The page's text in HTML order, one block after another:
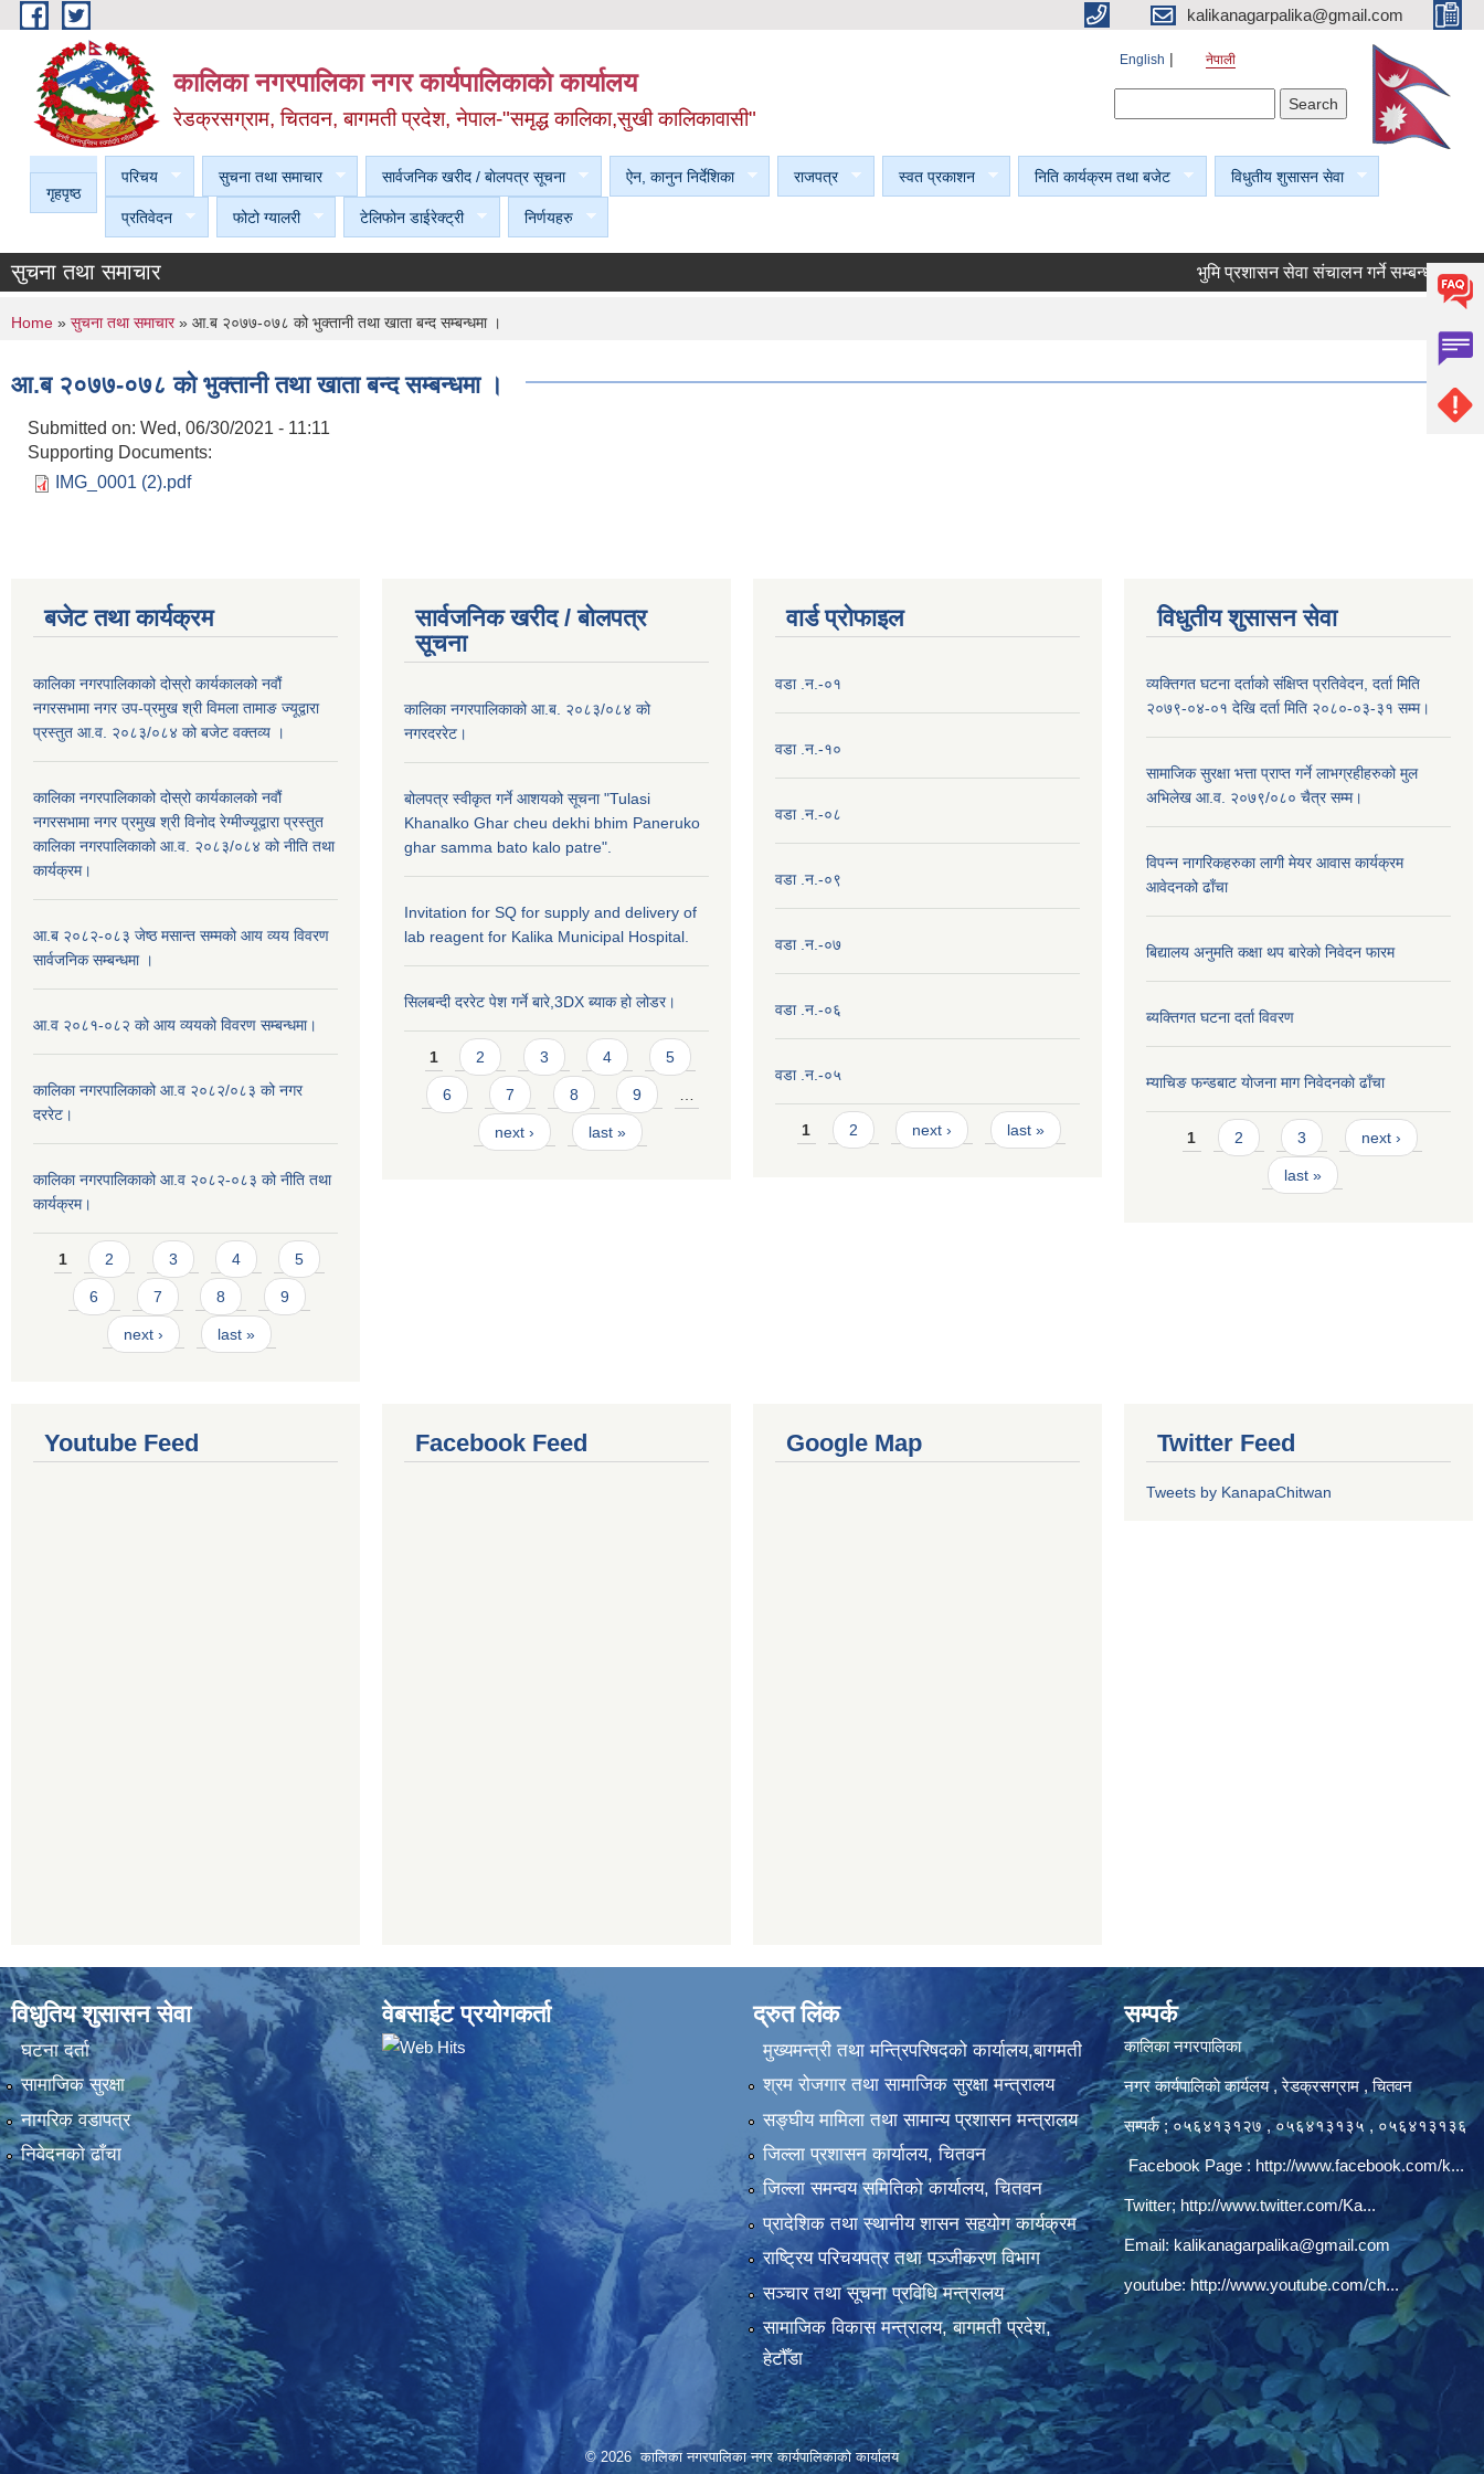
Skip to main content kalikanagarpalika@gmail.com
कालिका नगरपालिका नगर कार्यपालिकाकाे कार्यालय
रेडक्रसग्राम, चितवन, बागमती प्रदेश, नेपाल-"समृद्ध कालिका,सुखी कालिकावासी"
English नेपाली
गृहपृष्ठ
परिचय सुचना तथा समाचार सार्वजनिक खरीद / बाेलपत्र सूचना ऐन, कानुन निर्देशिका राजपत्र स्वत प्रकाशन निति कार्यक्रम तथा बजेट विधुतीय शुसासन सेवा
प्रतिवेदन फोटो ग्यालरी टेलिफोन डाईरेक्ट्री निर्णयहरु
सुचना तथा समाचार भुमि प्रशासन सेवा संचालन गर्ने सम्बन्धी सूचना।
You are here
Home » सुचना तथा समाचार» आ.ब २०७७-०७८ को भुक्तानी तथा खाता बन्द सम्बन्धमा ।
आ.ब २०७७-०७८ को भुक्तानी तथा खाता बन्द सम्बन्धमा ।
Submitted on: Wed, 06/30/2021 - 11:11
Supporting Documents:
IMG_0001 (2).pdf
बजेट तथा कार्यक्रम
कालिका नगरपालिकाको दोस्रो कार्यकालको नवौं
नगरसभामा नगर उप-प्रमुख श्री विमला तामाङ ज्यूद्वारा
प्रस्तुत आ.व. २०८३/०८४ को बजेट वक्तव्य ।
कालिका नगरपालिकाको दोस्रो कार्यकालको नवौं
नगरसभामा नगर प्रमुख श्री विनोद रेग्मीज्यूद्वारा प्रस्तुत
कालिका नगरपालिकाको आ.व. २०८३/०८४ को नीति तथा
कार्यक्रम।
आ.ब २०८२-०८३ जेष्ठ मसान्त सम्मको आय व्यय विवरण
सार्वजनिक सम्बन्धमा ।
आ.व २०८१-०८२ को आय व्ययको विवरण सम्बन्धमा।
कालिका नगरपालिकाको आ.व २०८२/०८३ को नगर
दररेट।
कालिका नगरपालिकाको आ.व २०८२-०८३ को नीति तथा
कार्यक्रम।
Pages
1 2 3 4 5
6 7 8 9
next › last »
सार्वजनिक खरीद / बाेलपत्र
सूचना
कालिका नगरपालिकाको आ.ब. २०८३/०८४ को
नगरदररेट।
बोलपत्र स्वीकृत गर्ने आशयको सूचना "Tulasi
Khanalko Ghar cheu dekhi bhim Paneruko
ghar samma bato kalo patre".
Invitation for SQ for supply and delivery of
lab reagent for Kalika Municipal Hospital.
सिलबन्दी दररेट पेश गर्ने बारे,3DX ब्याक हो लोडर।
Pages
1 2 3 4 5
6 7 8 9
next › last »
वार्ड प्राेफाइल
वडा .न.-०१
वडा .न.-१०
वडा .न.-०८
वडा .न.-०९
वडा .न.-०७
वडा .न.-०६
वडा .न.-०५
Pages
1 2 next › last »
विधुतीय शुसासन सेवा
व्यक्तिगत घटना दर्ताको संक्षिप्त प्रतिवेदन, दर्ता मिति
२०७९-०४-०१ देखि दर्ता मिति २०८०-०३-३१ सम्म।
सामाजिक सुरक्षा भत्ता प्राप्त गर्ने लाभग्रहीहरुको मुल
अभिलेख आ.व. २०७९/०८० चैत्र सम्म।
विपन्न नागरिकहरुका लागी मेयर आवास कार्यक्रम
आवेदनको ढाँचा
बिद्यालय अनुमति कक्षा थप बारेकाे निवेदन फारम
ब्यक्तिगत घटना दर्ता विवरण
म्याचिङ फन्डबाट याेजना माग निवेदनकाे ढाँचा
Pages
1 2 3 next ›
last »
Youtube Feed Facebook Feed Google Map Twitter Feed
Tweets by KanapaChitwan
विधुतिय शुसासन सेवा
घटना दर्ता
सामाजिक सुरक्षा
नागरिक वडापत्र
निवेदनकाे ढाँचा
वेबसाईट प्रयोगकर्ता द्रुत लिंक
मुख्यमन्त्री तथा मन्त्रिपरिषदको कार्यालय,बागमती
श्रम रोजगार तथा सामाजिक सुरक्षा मन्त्रालय
सङ्‍घीय मामिला तथा सामान्य प्रशासन मन्त्रालय
जिल्ला प्रशासन कार्यालय, चितवन
जिल्ला समन्वय समितिको कार्यालय, चितवन
प्रादेशिक तथा स्थानीय शासन सहयोग कार्यक्रम
राष्ट्रिय परिचयपत्र तथा पञ्‍जीकरण विभाग
सञ्‍चार तथा सूचना प्रविधि मन्त्रालय
सामाजिक विकास मन्त्रालय, बागमती प्रदेश,
हेटौँडा
सम्पर्क
कालिका नगरपालिका
नगर कार्यपालिकाे कार्यलय‍ , रेडक्रसग्राम , चितवन
सम्पर्क ; ०५६४१३१२७ , ०५६४१३१३५ , ०५६४१३१३६
Facebook Page : http://www.facebook.com/k...
Twitter; http://www.twitter.com/Ka...
Email:kalikanagarpalika@gmail.com
youtube: http://www.youtube.com/ch...
© 2026 कालिका नगरपालिका नगर कार्यपालिकाकाे कार्यालय